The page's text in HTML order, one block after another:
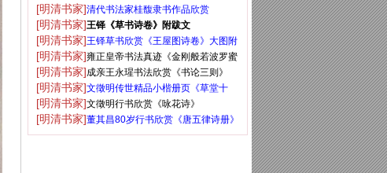
[明清书家]清代书法家桂馥隶书作品欣赏
[明清书家]王铎《草书诗卷》附跋文
[明清书家]王铎草书欣赏《王屋图诗卷》大图附
释文
[明清书家]雍正皇帝书法真迹《金刚般若波罗蜜
经》
[明清书家]成亲王永瑆书法欣赏《书论三则》
[明清书家]文徵明传世精品小楷册页《草堂十
志》
[明清书家]文徵明行书欣赏《咏花诗》
[明清书家]董其昌80岁行书欣赏《唐五律诗册》